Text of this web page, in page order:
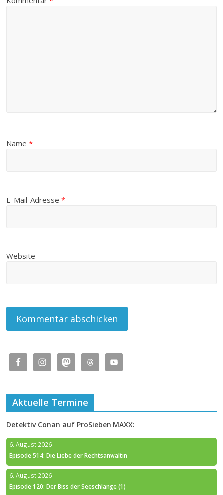
Name*
E-Mail-Adresse*
Website
Aktuelle Termine
Detektiv Conan auf ProSieben MAXX:
6. August 2026
Episode 514: Die Liebe der Rechtsanwältin
6. August 2026
Episode 120: Der Biss der Seeschlange (1)